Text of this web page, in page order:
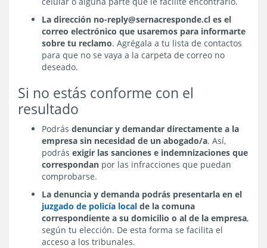
La dirección no-reply@sernacresponde.cl es el
correo electrónico que usaremos para informarte
sobre tu reclamo. Agrégala a tu lista de contactos
para que no se vaya a la carpeta de correo no
deseado.
Si no estás conforme con el
resultado
Podrás denunciar y demandar directamente a la
empresa sin necesidad de un abogado/a. Así,
podrás exigir las sanciones e indemnizaciones que
correspondan por las infracciones que puedan
comprobarse.
La denuncia y demanda podrás presentarla en el
juzgado de policía local de la comuna
correspondiente a su domicilio o al de la empresa,
según tu elección. De esta forma se facilita el
acceso a los tribunales.